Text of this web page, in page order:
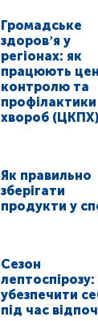
Громадське
здоровʼя у
регіонах: як
працюють
контролю та
профілактики
хвороб (ЦКПХ)
Як правильно
зберігати
продукти у
Сезон
лептоспірозу:
убезпечити
під час